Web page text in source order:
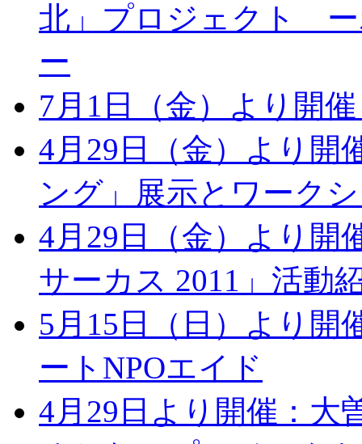
北」プロジェクト ー
ー
7月1日（金）より開
4月29日（金）より開
ング」展示とワーク
4月29日（金）より開
サーカス 2011」活動
5月15日（日）より開
ートNPOエイド
4月29日より開催：大